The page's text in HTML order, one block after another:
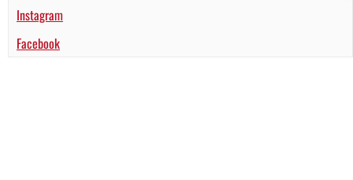
Instagram
Facebook